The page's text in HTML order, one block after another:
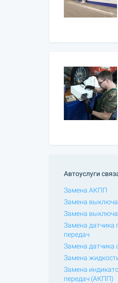
Автоуслуги
Замена АКПП
Замена
Замена
Замена датчика
передач
Замена датчика
Замена
Замена
передач (АКПП)